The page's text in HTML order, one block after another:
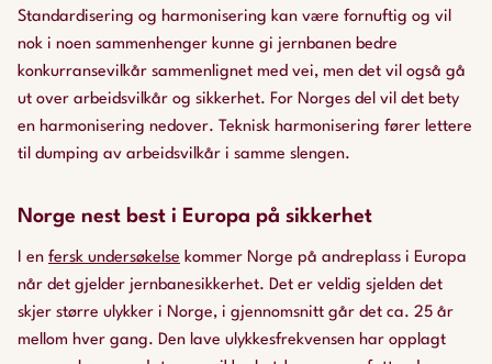
Standardisering og harmonisering kan være fornuftig og vil
nok i noen sammenhenger kunne gi jernbanen bedre
konkurransevilkår sammenlignet med vei, men det vil også gå
ut over arbeidsvilkår og sikkerhet. For Norges del vil det bety
en harmonisering nedover. Teknisk harmonisering fører lettere
til dumping av arbeidsvilkår i samme slengen.
Norge nest best i Europa på sikkerhet
I en fersk undersøkelse kommer Norge på andreplass i Europa
når det gjelder jernbanesikkerhet. Det er veldig sjelden det
skjer større ulykker i Norge, i gjennomsnitt går det ca. 25 år
mellom hver gang. Den lave ulykkesfrekvensen har opplagt